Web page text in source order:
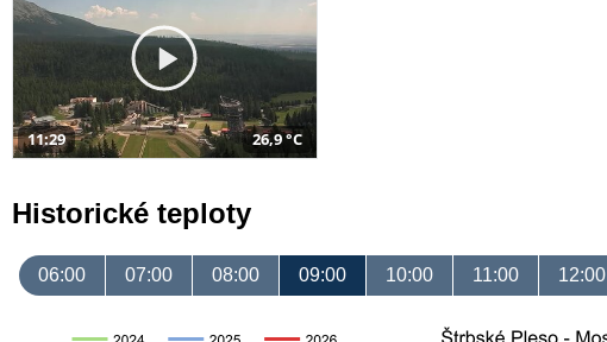
11:29 26,9 °C
Historické teploty
06:00 07:00 08:00 09:00 10:00 11:00 12:00